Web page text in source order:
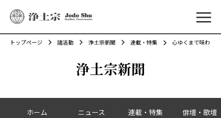
メ
浄土宗新聞
トップページ 諸活動 浄土宗新聞 連載・特集 心ゆくまで味わう
カテゴリーナビゲーション
ホーム ニュース 連載・特集 俳壇・歌壇